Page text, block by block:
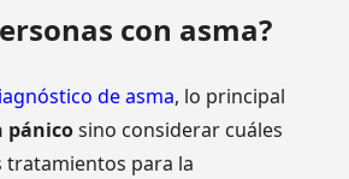
con asma?
de asma, lo principal
pánicosino considerar cuáles
tratamientos para la